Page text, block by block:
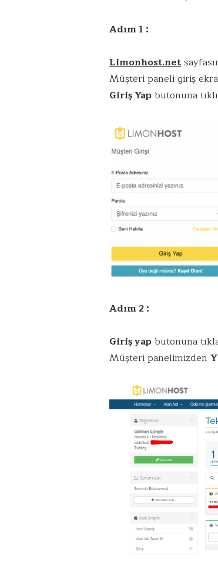
Adım 1 :
Limonhost.net
Müşteri paneli giriş
Giriş Yapbutonuna
Adım 2 :
Giriş yapbutonuna
Müşteri panelimizden